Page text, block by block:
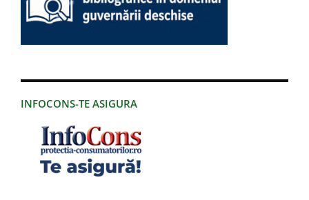
INFOCONS-TE ASIGURA